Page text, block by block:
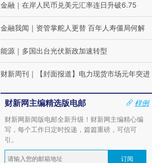
金融 ｜ 在岸人民币兑美元汇率连日升破6.75
金融我闻 ｜ 资管掌舵人更替 百年人寿僵局何解
能源 ｜ 多国出台光伏新政加速转型
财新周刊 ｜ 【封面报道】电力现货市场元年突进
财新网主编精选版电邮
样例
财新网新闻版电邮全新升级！财新网主编精心编
写，每个工作日定时投递，篇篇重磅，可信可
引。
订阅